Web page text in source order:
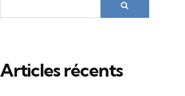
Articles récents